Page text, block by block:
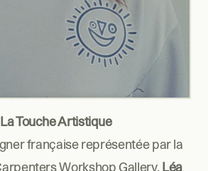
Touche Artistique
française représentée par la
Workshop Gallery, Léa